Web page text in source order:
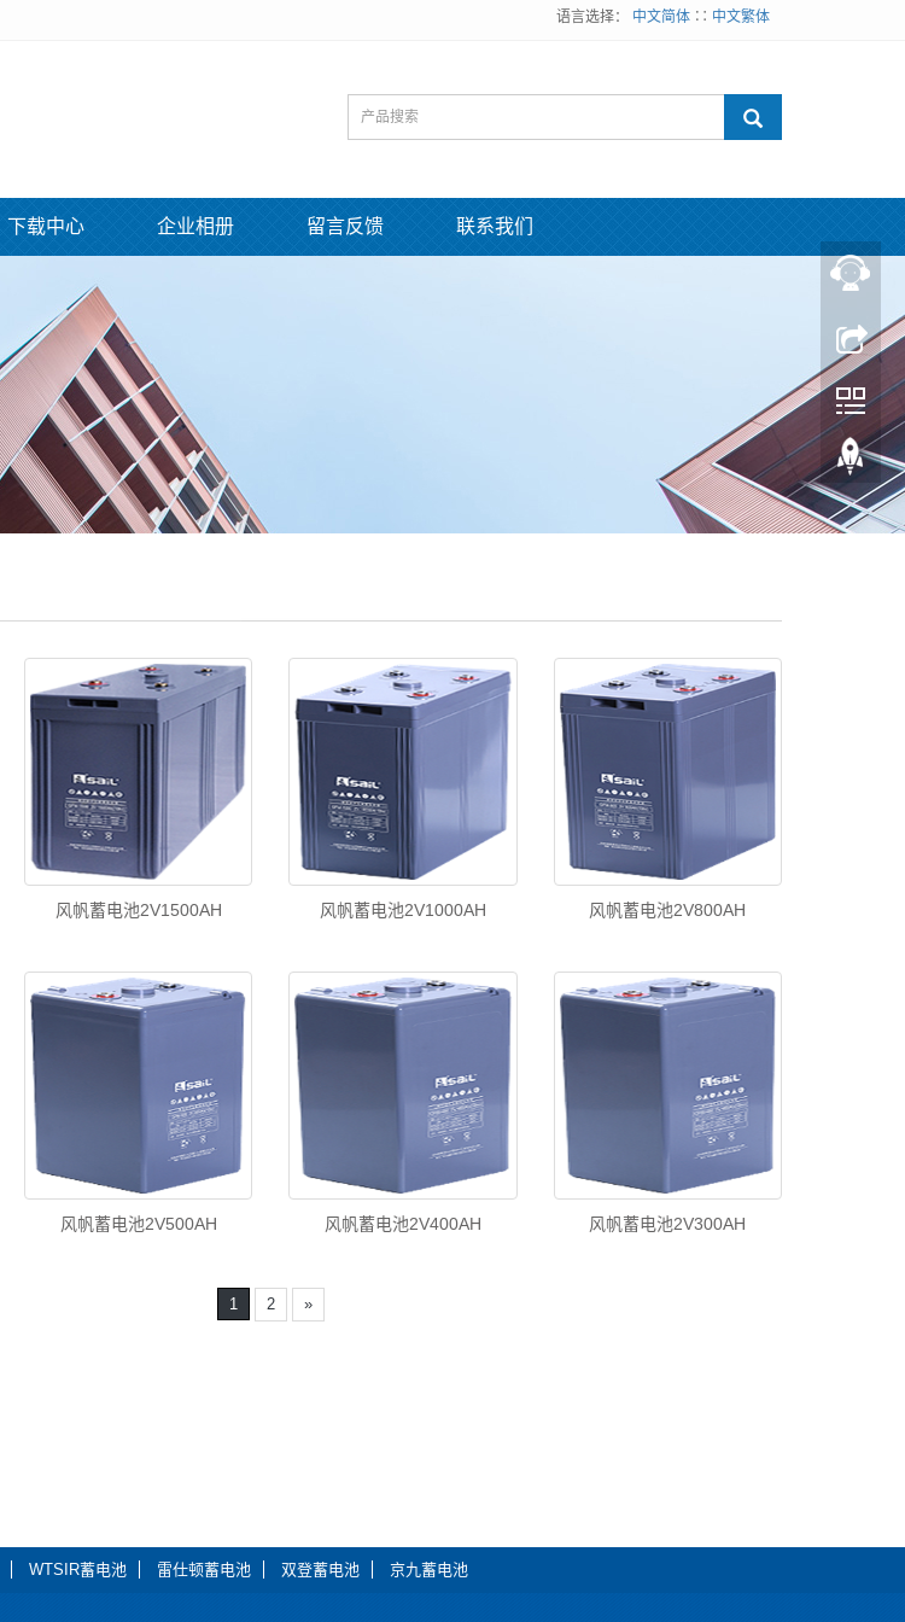
语言选择： 中文简体 ∷ 中文繁体
下载中心 企业相册 留言反馈 联系我们
风帆蓄电池2V1500AH 风帆蓄电池2V1000AH 风帆蓄电池2V800AH
风帆蓄电池2V500AH 风帆蓄电池2V400AH 风帆蓄电池2V300AH
1 2 »
WTSIR蓄电池 雷仕顿蓄电池 双登蓄电池 京九蓄电池